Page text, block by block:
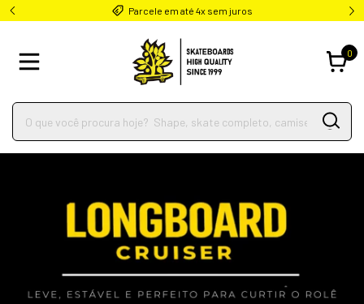
Entre no Grupo VIP e Ganhe Ofertas Secretas
0